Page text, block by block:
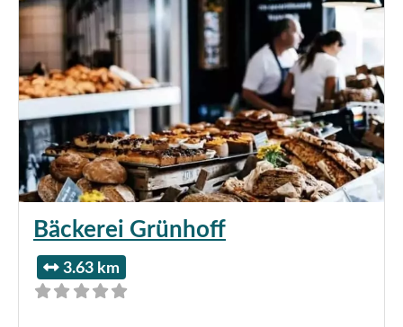
Bäckerei Grünhoff
3.63 km